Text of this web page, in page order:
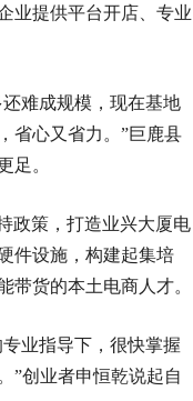
业提供平台开店、专业
难成规模，现在基地
省心又省力。”巨鹿县
足。
政策，打造业兴大厦电
件设施，构建起集培
带货的本土电商人才。
业指导下，很快掌握
”创业者申恒乾说起自